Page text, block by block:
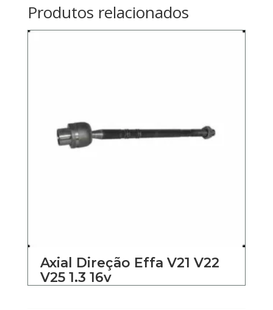
Produtos relacionados
Axial Direção Effa V21 V22
V25 1.3 16v